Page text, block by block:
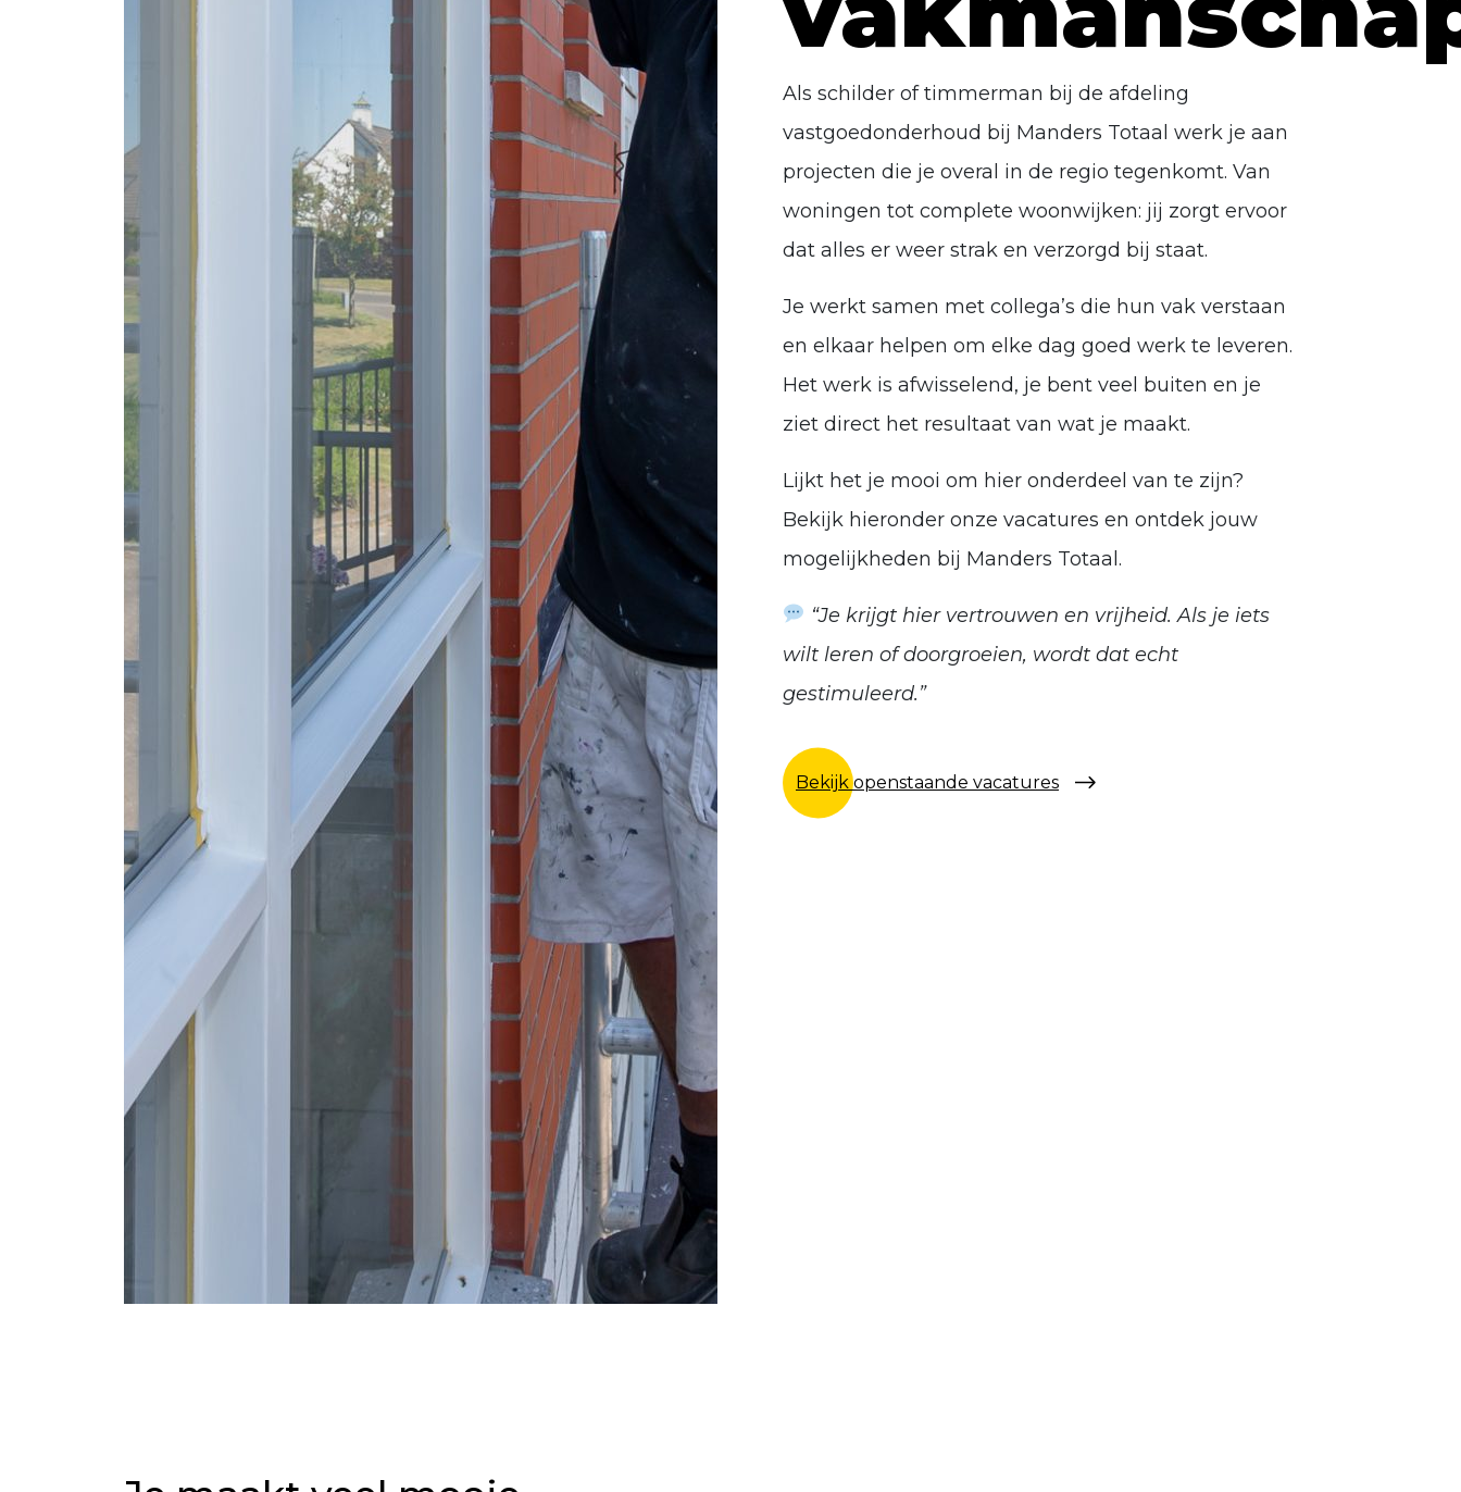
Als schilder of timmerman bij de afdeling
vastgoedonderhoud bij Manders Totaal werk je aan
projecten die je overal in de regio tegenkomt. Van
woningen tot complete woonwijken: jij zorgt ervoor
dat alles er weer strak en verzorgd bij staat.
Je werkt samen met collega’s die hun vak verstaan
en elkaar helpen om elke dag goed werk te leveren.
Het werk is afwisselend, je bent veel buiten en je
ziet direct het resultaat van wat je maakt.
Lijkt het je mooi om hier onderdeel van te zijn?
Bekijk hieronder onze vacatures en ontdek jouw
mogelijkheden bij Manders Totaal.
“Je krijgt hier vertrouwen en vrijheid. Als je iets
wilt leren of doorgroeien, wordt dat echt
gestimuleerd.”
Bekijk openstaande vacatures